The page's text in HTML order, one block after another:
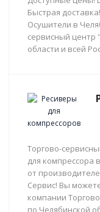
Быстрая
Осушители в
сервисный центр
области и всей
Торгово-
для компрессора
от
Сервис! Вы
компании
по Челябинской